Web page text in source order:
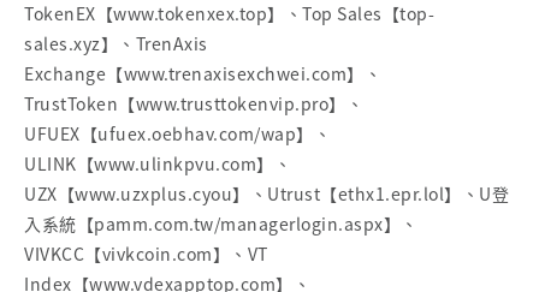
TokenEX【www.tokenxex.top】、Top Sales【top-
sales.xyz】、TrenAxis
Exchange【www.trenaxisexchwei.com】、
TrustToken【www.trusttokenvip.pro】、
UFUEX【ufuex.oebhav.com/wap】、
ULINK【www.ulinkpvu.com】、
UZX【www.uzxplus.cyou】、Utrust【ethx1.epr.lol】、U登
入系統【pamm.com.tw/managerlogin.aspx】、
VIVKCC【vivkcoin.com】、VT
Index【www.vdexapptop.com】、